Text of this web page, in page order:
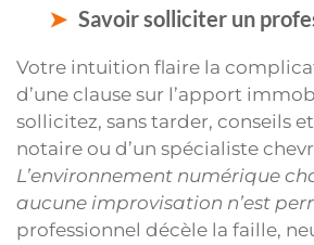
Savoir solliciter un
Votre intuition flaire la
d’une clause sur l’apport
sollicitez, sans tarder, conseils
notaire ou d’un spécialiste
L’environnement numérique
aucune improvisation n’est
professionnel décèle la faille,